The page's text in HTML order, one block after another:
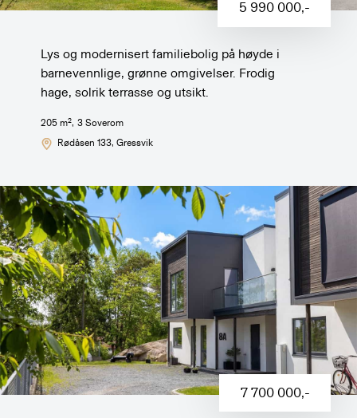
5 990 000,-
Lys og modernisert familiebolig på høyde i
barnevennlige, grønne omgivelser. Frodig
hage, solrik terrasse og utsikt.
205 m2, 3Soverom
Rødåsen 133, Gressvik
7 700 000,-